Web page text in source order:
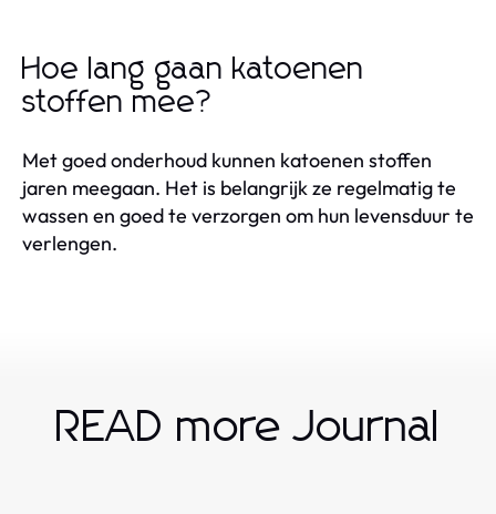
Hoe lang gaan katoenen
stoffen mee?
Met goed onderhoud kunnen katoenen stoffen
jaren meegaan. Het is belangrijk ze regelmatig te
wassen en goed te verzorgen om hun levensduur te
verlengen.
READ more Journal